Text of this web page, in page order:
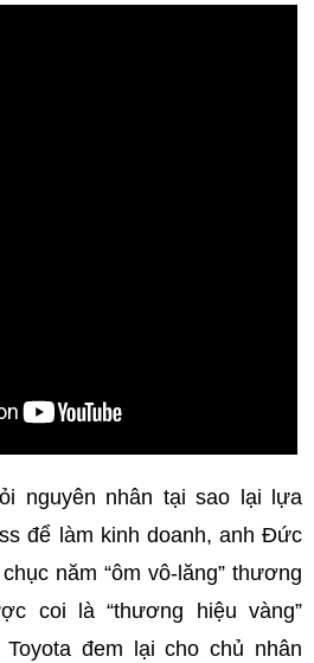
nguyên nhân tại sao lại lựa
để làm kinh doanh, anh Đức
năm “ôm vô-lăng” thương
coi là “thương hiệu vàng”
đem lại cho chủ nhân